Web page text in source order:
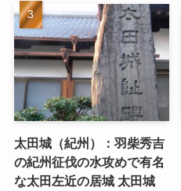
太田城（紀州）：羽柴秀吉
の紀州征伐の水攻めで有名
な太田左近の居城 太田城